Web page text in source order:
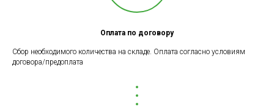
Оплата по договору
Сбор необходимого количества на складе. Оплата согласно условиям
договора/предоплата